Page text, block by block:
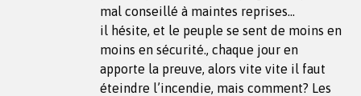
mal conseillé à maintes reprises…
il hésite, et le peuple se sent de moins en
moins en sécurité., chaque jour en
apporte la preuve, alors vite vite il faut
éteindre l’incendie, mais comment? Les